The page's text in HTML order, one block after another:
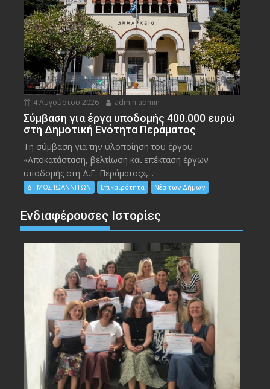
4 Αυγούστου 2026 admin admin
Σύμβαση για έργα υποδομής 400.000 ευρώ
στη Δημοτική Ενότητα Περάματος
Τη σύμβαση για την υλοποίηση του έργου
«Αποκατάσταση, βελτίωση και επέκταση έργων
υποδομής στη Δ.Ε. Περάματος»,...
ΔΗΜΟΣ ΙΩΑΝΝΙΤΩΝ Επικαιρότητα Νέα των Δήμων
Ενδιαφέρουσες Ιστορίες